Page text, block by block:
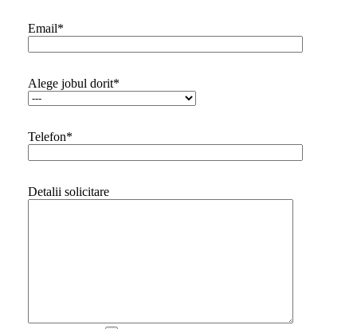
Email*
Alege jobul dorit*
Telefon*
Detalii solicitare